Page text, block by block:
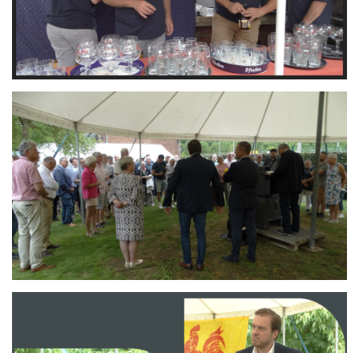
Branding
ARMCHAIR